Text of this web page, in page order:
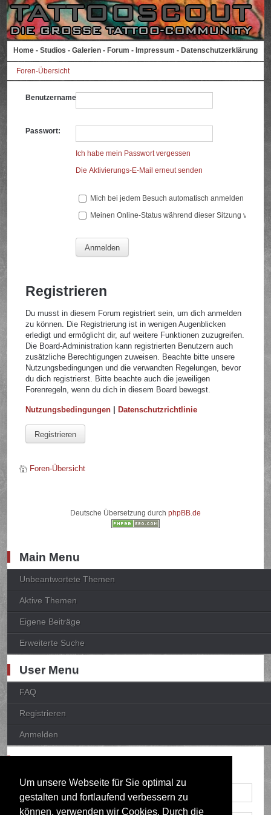
Um unsere Webseite für Sie optimal zu
gestalten und fortlaufend verbessern zu
können, verwenden wir Cookies. Durch die
Home - Studios - Galerien - Forum - Impressum - Datenschutzerklärung
Foren-Übersicht
Benutzername:
Passwort:
Ich habe mein Passwort vergessen
Die Aktivierungs-E-Mail erneut senden
Mich bei jedem Besuch automatisch anmelden
Meinen Online-Status während dieser Sitzung
Registrieren
Du musst in diesem Forum registriert sein, um dich anmelden
zu können. Die Registrierung ist in wenigen Augenblicken
erledigt und ermöglicht dir, auf weitere Funktionen zuzugreifen.
Die Board-Administration kann registrierten Benutzern auch
zusätzliche Berechtigungen zuweisen. Beachte bitte unsere
Nutzungsbedingungen und die verwandten Regelungen, bevor
du dich registrierst. Bitte beachte auch die jeweiligen
Forenregeln, wenn du dich in diesem Board bewegst.
Nutzungsbedingungen |Datenschutzrichtlinie
Registrieren
Foren-Übersicht
Deutsche Übersetzung durch phpBB.de
Main Menu
Unbeantwortete Themen
Aktive Themen
Eigene Beiträge
Erweiterte Suche
User Menu
FAQ
Registrieren
Anmelden